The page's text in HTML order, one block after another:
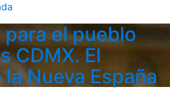
el pueblo
CDMX. El
Nueva España